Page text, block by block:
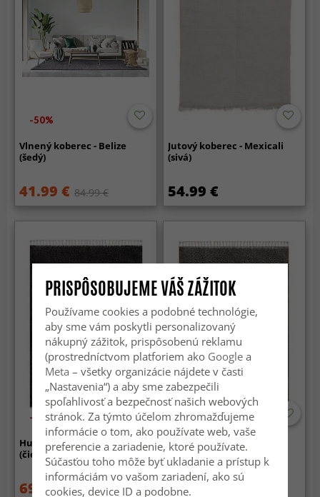
-50%
Vlnený koberec - Belize
(šedý)
41.99 € 84.99 €
Jutový koberec - Mexicali
(sivá)
54.99 €
-50%
Husté koberce - Cudillero
(čierny/antracitový)
69.99 € 139.99 €
-50%
Koberce s dlhým vlasom -
Cudillero (šedá)
49.99 €
PRISPÔSOBUJEME VÁŠ ZÁŽITOK
Používame cookies a podobné technológie,
aby sme vám poskytli personalizovaný
nákupný zážitok, prispôsobenú reklamu
(prostredníctvom platforiem ako Googlea
Meta – všetky organizácie nájdete v časti
„Nastavenia“) a aby sme zabezpečili
spoľahlivosť a bezpečnosť našich webových
stránok. Za týmto účelom zhromažďujeme
informácie o tom, ako používate web, vaše
preferencie a zariadenie, ktoré používate.
Súčasťou toho môže byť ukladanie a prístup k
informáciám vo vašom zariadení, ako sú
cookies, device ID a podobne.